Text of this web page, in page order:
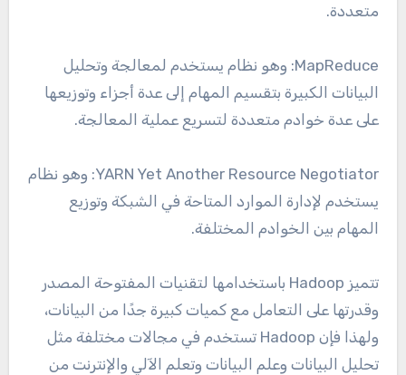
متعددة.
MapReduce: وهو نظام يستخدم لمعالجة وتحليل
البيانات الكبيرة بتقسيم المهام إلى عدة أجزاء وتوزيعها
على عدة خوادم متعددة لتسريع عملية المعالجة.
YARN Yet Another Resource Negotiator: وهو نظام
يستخدم لإدارة الموارد المتاحة في الشبكة وتوزيع
المهام بين الخوادم المختلفة.
تتميز Hadoop باستخدامها لتقنيات المفتوحة المصدر
وقدرتها على التعامل مع كميات كبيرة جدًا من البيانات،
ولهذا فإن Hadoop تستخدم في مجالات مختلفة مثل
تحليل البيانات وعلم البيانات وتعلم الآلي والإنترنت من